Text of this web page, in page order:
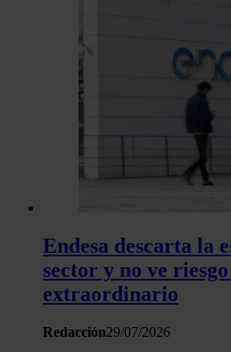
Endesa descarta la
sector y no ve
extraordinario
Redacción29/07/2026